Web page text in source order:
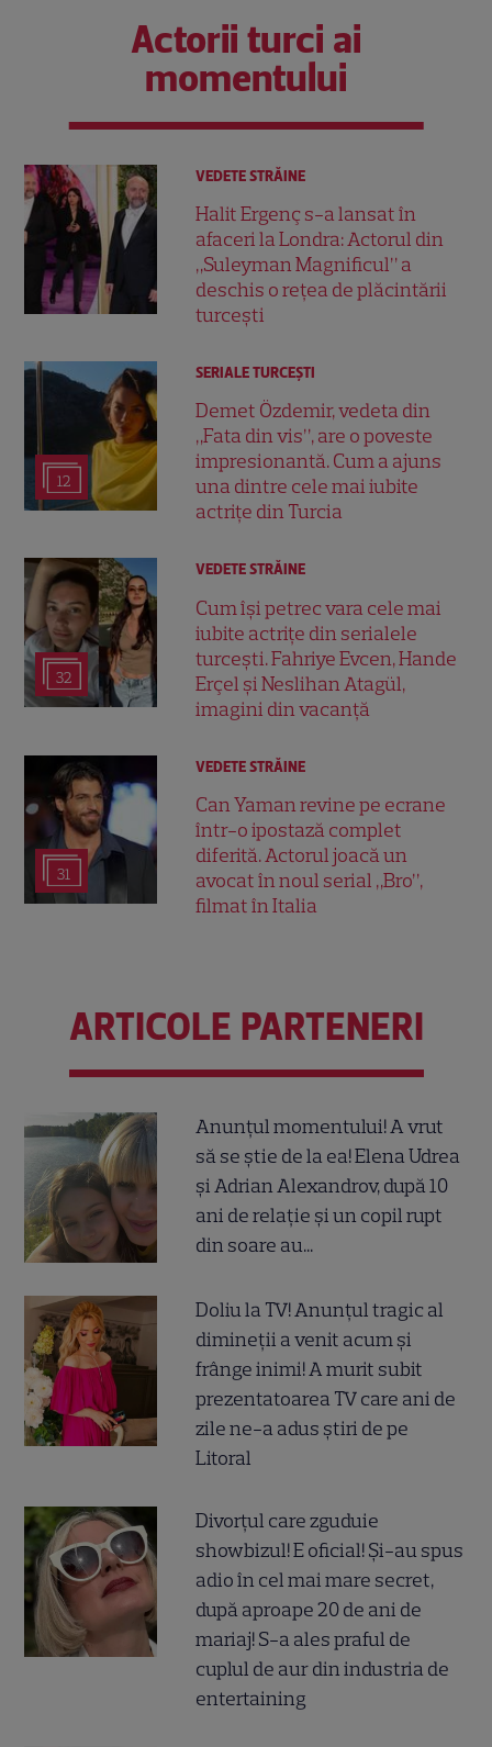
Actorii turci ai
momentului
VEDETE STRĂINE
Halit Ergenç s-a lansat în
afaceri la Londra: Actorul din
„Suleyman Magnificul” a
deschis o rețea de plăcintării
turcești
12
SERIALE TURCEŞTI
Demet Özdemir, vedeta din
„Fata din vis”, are o poveste
impresionantă. Cum a ajuns
una dintre cele mai iubite
actrițe din Turcia
32
VEDETE STRĂINE
Cum își petrec vara cele mai
iubite actrițe din serialele
turcești. Fahriye Evcen, Hande
Erçel și Neslihan Atagül,
imagini din vacanță
31
VEDETE STRĂINE
Can Yaman revine pe ecrane
într-o ipostază complet
diferită. Actorul joacă un
avocat în noul serial „Bro”,
filmat în Italia
ARTICOLE PARTENERI
Anunțul momentului! A vrut
să se știe de la ea! Elena Udrea
și Adrian Alexandrov, după 10
ani de relație și un copil rupt
din soare au...
Doliu la TV! Anunțul tragic al
dimineții a venit acum și
frânge inimi! A murit subit
prezentatoarea TV care ani de
zile ne-a adus știri de pe
Litoral
Divorțul care zguduie
showbizul! E oficial! Și-au spus
adio în cel mai mare secret,
după aproape 20 de ani de
mariaj! S-a ales praful de
cuplul de aur din industria de
entertaining